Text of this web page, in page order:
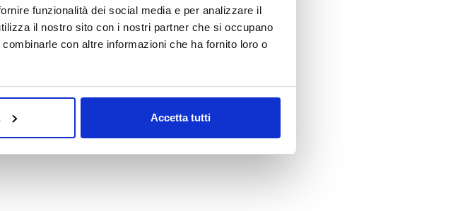
funzionalità dei social media e per analizzare il
il nostro sito con i nostri partner che si occupano
con altre informazioni che ha fornito loro o
Accetta tutti